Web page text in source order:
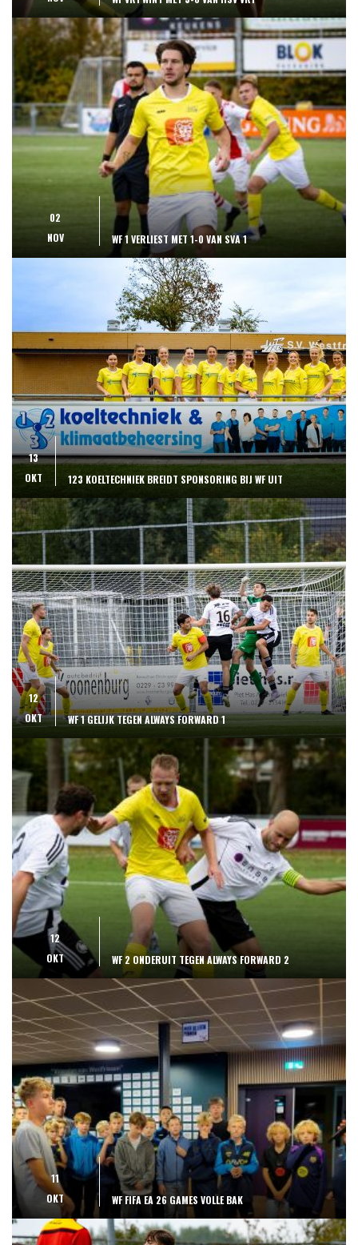
02
NOV
WF 1 VERLIEST MET 1-0 VAN SVA 1
13
OKT
123 KOELTECHNIEK BREIDT SPONSORING BIJ WF UIT
12
OKT
WF 1 GELIJK TEGEN ALWAYS FORWARD 1
12
OKT
WF 2 ONDERUIT TEGEN ALWAYS FORWARD 2
11
OKT
WF FIFA EA 26 GAMES VOLLE BAK